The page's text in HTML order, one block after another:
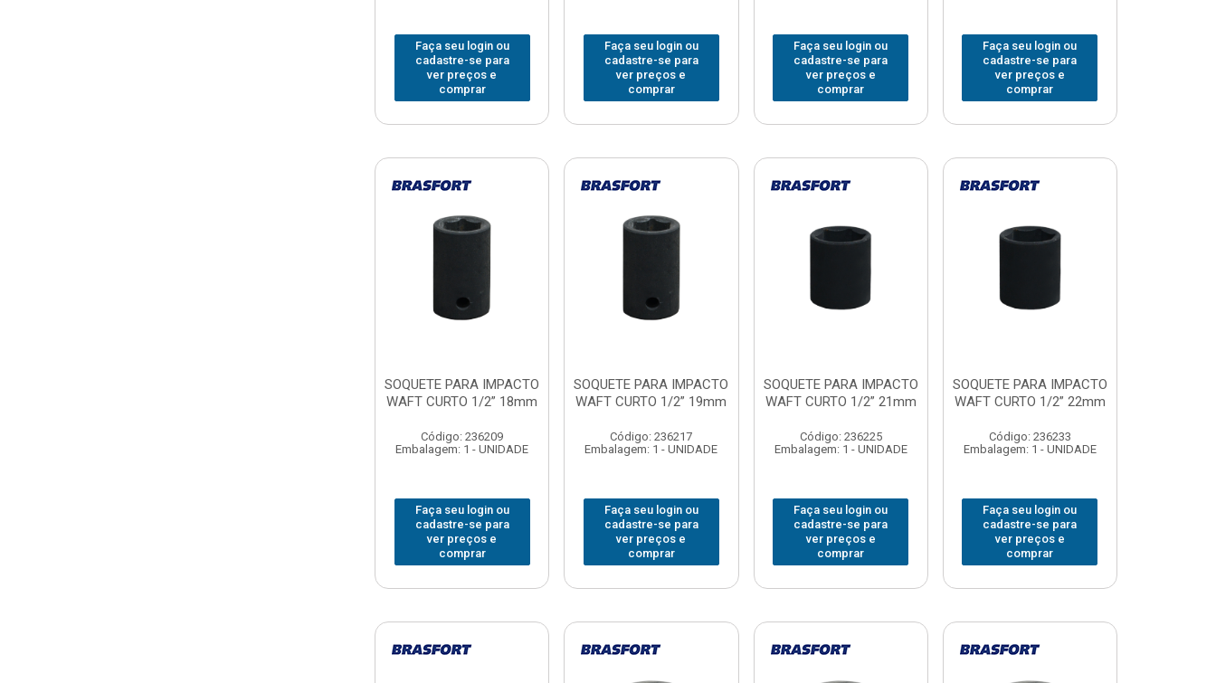
Faça seu login ou
cadastre-se para
ver preços e
comprar
Faça seu login ou
cadastre-se para
ver preços e
comprar
Faça seu login ou
cadastre-se para
ver preços e
comprar
Faça seu login ou
cadastre-se para
ver preços e
comprar
SOQUETE PARA IMPACTO
WAFT CURTO 1/2” 18mm
Código: 236209
Embalagem: 1 - UNIDADE
Faça seu login ou
cadastre-se para
ver preços e
comprar
SOQUETE PARA IMPACTO
WAFT CURTO 1/2” 19mm
Código: 236217
Embalagem: 1 - UNIDADE
Faça seu login ou
cadastre-se para
ver preços e
comprar
SOQUETE PARA IMPACTO
WAFT CURTO 1/2” 21mm
Código: 236225
Embalagem: 1 - UNIDADE
Faça seu login ou
cadastre-se para
ver preços e
comprar
SOQUETE PARA IMPACTO
WAFT CURTO 1/2” 22mm
Código: 236233
Embalagem: 1 - UNIDADE
Faça seu login ou
cadastre-se para
ver preços e
comprar